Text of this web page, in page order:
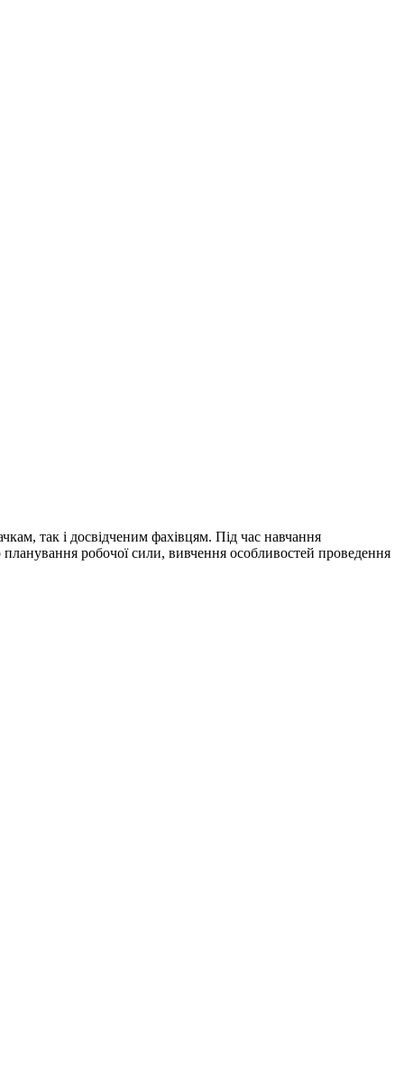
так і досвідченим фахівцям. Під час навчання
робочої сили, вивчення особливостей проведення